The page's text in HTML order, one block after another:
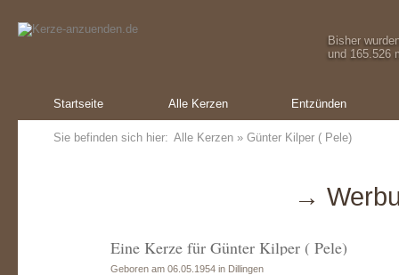
Bisher
und 165.526
Startseite Alle Kerzen Entzünden
Sie befinden sich hier: Alle Kerzen » Günter Kilper ( Pele)
→
Eine Kerze für Günter Kilper ( Pele)
Geboren am 06.05.1954 in Dillingen